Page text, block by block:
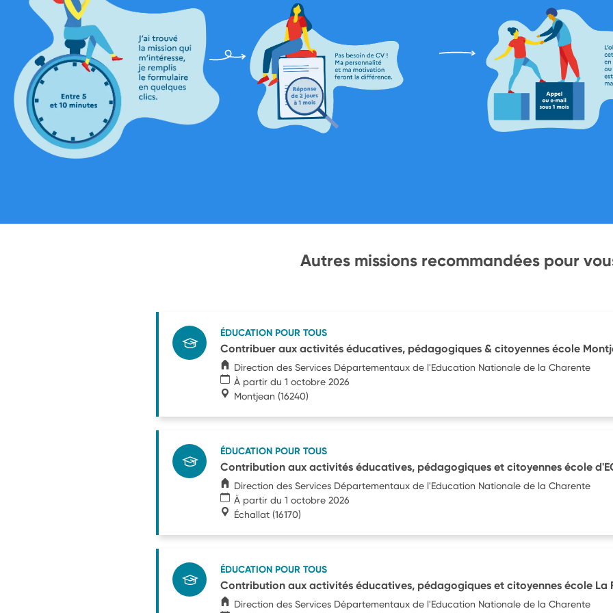
Autres missions recommandées pour
ÉDUCATION POUR TOUS
Contribuer aux activités éducatives, pédagogiques & citoyennes école
Direction des Services Départementaux de l'Education Nationale de la Charente
À partir du 1 octobre 2026
Montjean (16240)
ÉDUCATION POUR TOUS
Contribution aux activités éducatives, pédagogiques et citoyennes école
Direction des Services Départementaux de l'Education Nationale de la Charente
À partir du 1 octobre 2026
Échallat (16170)
ÉDUCATION POUR TOUS
Contribution aux activités éducatives, pédagogiques et citoyennes école La
Direction des Services Départementaux de l'Education Nationale de la Charente